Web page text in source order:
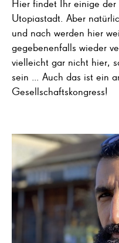
Hier findet Ihr einige der
Utopiastadt. Aber
und nach werden hier
gegebenenfalls wieder
vielleicht gar nicht hier,
sein … Auch das ist ein
Gesellschaftskongress!